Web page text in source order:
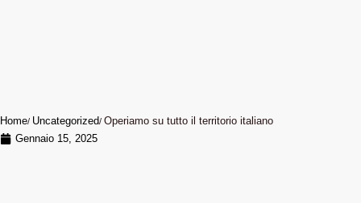
Home Uncategorized Operiamo su tutto il territorio italiano
Gennaio 15, 2025